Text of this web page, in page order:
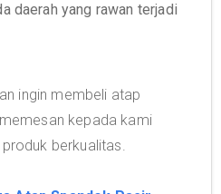
daerah yang rawan terjadi
ingin membeli atap
kepada kami
berkualitas.